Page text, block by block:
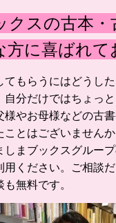
クスの古本・
方に喜ばれて
てもらうにはどうし
自分だけではちょっ
やお母様などの古
ことはございません
しまブックスグルー
用ください。ご相談
無料です。